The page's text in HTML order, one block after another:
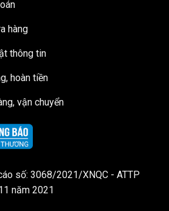
hàng
thông tin
hoàn tiền
vận chuyển
số: 3068/2021/XNQC - ATTP
năm 2021